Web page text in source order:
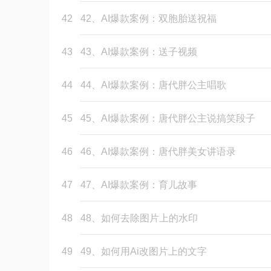
42 42、AI爆款案例：双胞胎送祝福
43 43、AI爆款案例：送子视频
44 44、AI爆款案例：唐代胖公主唱歌
45 45、AI爆款案例：唐代胖公主说搞笑段子
46 46、AI爆款案例：唐代胖美女讲语录
47 47、AI爆款案例：育儿故事
48 48、如何去除图片上的水印
49 49、如何用Ai改图片上的文字